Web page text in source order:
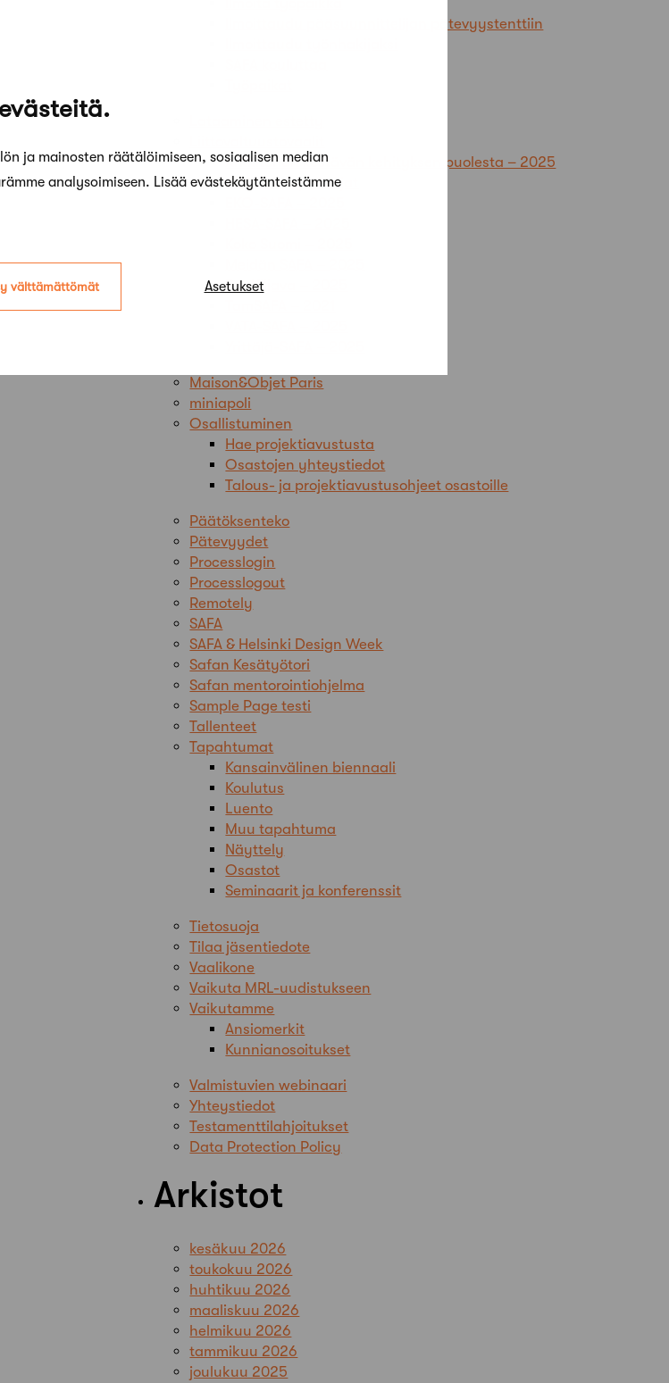
ja mainosten räätälöimiseen, sosiaalisen median
analysoimiseen. Lisää evästekäytänteistämme
välttämättömät Asetukset
Ilmoittaudu pääsuunnittelijan pätevyystenttiin
Arkkitehdit kestävän kehityksen puolesta – 2025
Arkkitehtiopiskelijat
Pro Kiljava – 2025
Maison&Objet Paris
miniapoli
Osallistuminen
Hae projektiavustusta
Osastojen yhteystiedot
Talous- ja projektiavustusohjeet osastoille
Päätöksenteko
Pätevyydet
Processlogin
Processlogout
Remotely
SAFA
SAFA & Helsinki Design Week
Safan Kesätyötori
Safan mentorointiohjelma
Sample Page testi
Tallenteet
Tapahtumat
Kansainvälinen biennaali
Koulutus
Luento
Muu tapahtuma
Näyttely
Osastot
Seminaarit ja konferenssit
Tietosuoja
Tilaa jäsentiedote
Vaalikone
Vaikuta MRL-uudistukseen
Vaikutamme
Ansiomerkit
Kunnianosoitukset
Valmistuvien webinaari
Yhteystiedot
Testamenttilahjoitukset
Data Protection Policy
Arkistot
kesäkuu 2026
toukokuu 2026
huhtikuu 2026
maaliskuu 2026
helmikuu 2026
tammikuu 2026
joulukuu 2025